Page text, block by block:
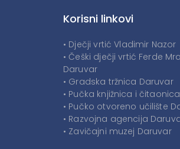
Korisni linkovi
• Dječji vrtić Vladimir Nazor
• Češki dječji vrtić Ferde
Daruvar
• Gradska tržnica Daruvar
• Pučka knjižnica i
• Pučko otvoreno učilište
• Razvojna agencija
• Zavičajni muzej Daruvar